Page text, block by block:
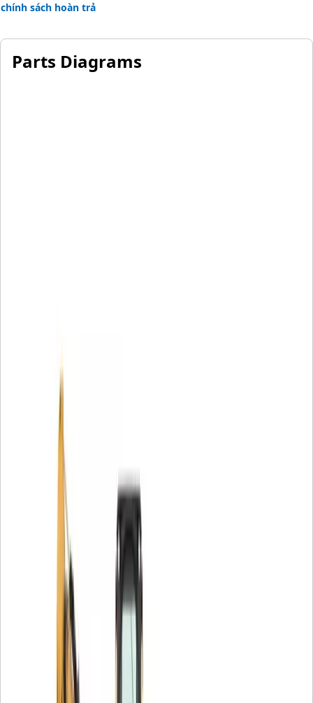
chính sách hoàn trả
Parts Diagrams